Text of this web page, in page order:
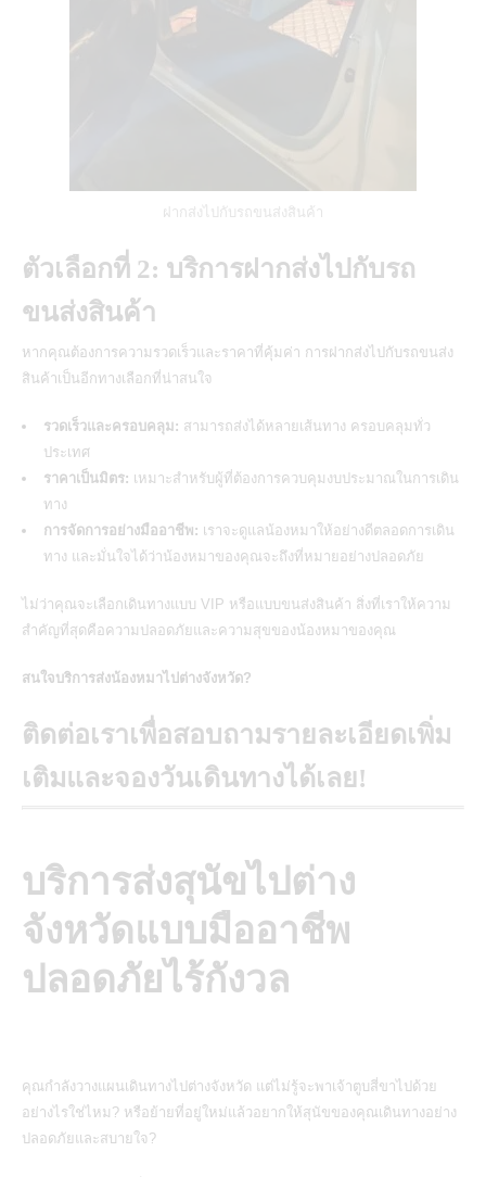
ฝากส่งไปกับรถขนส่งสินค้า
ตัวเลือกที่ 2: บริการฝากส่งไปกับรถ
ขนส่งสินค้า
หากคุณต้องการความรวดเร็วและราคาที่คุ้มค่า การฝากส่งไปกับรถขนส่ง
สินค้าเป็นอีกทางเลือกที่น่าสนใจ
รวดเร็วและครอบคลุม: สามารถส่งได้หลายเส้นทาง ครอบคลุมทั่ว
ประเทศ
ราคาเป็นมิตร: เหมาะสำหรับผู้ที่ต้องการควบคุมงบประมาณในการเดิน
ทาง
การจัดการอย่างมืออาชีพ: เราจะดูแลน้องหมาให้อย่างดีตลอดการเดิน
ทาง และมั่นใจได้ว่าน้องหมาของคุณจะถึงที่หมายอย่างปลอดภัย
ไม่ว่าคุณจะเลือกเดินทางแบบ VIP หรือแบบขนส่งสินค้า สิ่งที่เราให้ความ
สำคัญที่สุดคือความปลอดภัยและความสุขของน้องหมาของคุณ
สนใจบริการส่งน้องหมาไปต่างจังหวัด?
ติดต่อเราเพื่อสอบถามรายละเอียดเพิ่ม
เติมและจองวันเดินทางได้เลย!
บริการส่งสุนัขไปต่าง
จังหวัดแบบมืออาชีพ
ปลอดภัยไร้กังวล
คุณกำลังวางแผนเดินทางไปต่างจังหวัด แต่ไม่รู้จะพาเจ้าตูบสี่ขาไปด้วย
อย่างไรใช่ไหม? หรือย้ายที่อยู่ใหม่แล้วอยากให้สุนัขของคุณเดินทางอย่าง
ปลอดภัยและสบายใจ?